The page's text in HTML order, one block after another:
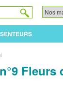
Fleurs